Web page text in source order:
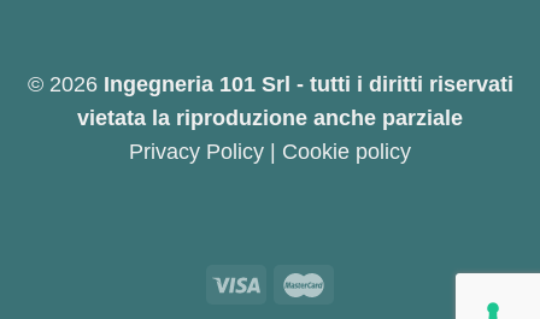
© 2026 Ingegneria 101 Srl - tutti i diritti riservati
vietata la riproduzione anche parziale
Privacy Policy | Cookie policy